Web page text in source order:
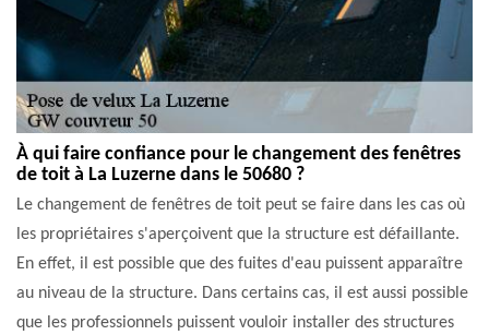
À qui faire confiance pour le changement des fenêtres
de toit à La Luzerne dans le 50680 ?
Le changement de fenêtres de toit peut se faire dans les cas où
les propriétaires s'aperçoivent que la structure est défaillante.
En effet, il est possible que des fuites d'eau puissent apparaître
au niveau de la structure. Dans certains cas, il est aussi possible
que les professionnels puissent vouloir installer des structures